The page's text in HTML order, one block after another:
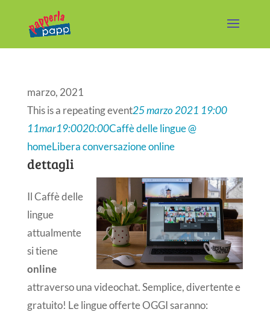
marzo, 2021
This is a repeating event25 marzo 2021 19:00
11mar19:0020:00Caffè delle lingue @
homeLibera conversazione online
dettagli
Il Caffè delle
lingue
attualmente
si tiene
online
attraverso una videochat. Semplice, divertente e
gratuito! Le lingue offerte OGGI saranno: